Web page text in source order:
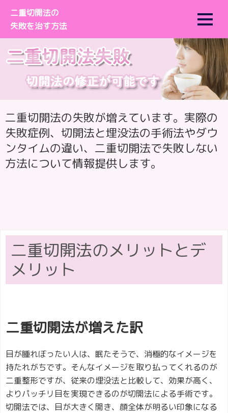
二重切開法の
失敗を治す方法
ビ
ョ
ン
へ
ス
キ
ン
へ
ス
キ
ッ
プ
二重切開法の失敗が増えています。実際の
失敗症例、切開法と埋没法の手術法やダウ
ンタイムの違い、二重切開法で失敗しない
方法について情報提供します。
二重切開法のメリットとデ
メリット
二重切開法が増えた訳
目が腫れぼったい人は、眠たそうで、消極的なイメージを
持たれがちです。そんなイメージを取り払ってくれるのが
二重整形ですが、従来の埋没法と比較して、効果が高く、
よりパッチリ目を実現できるのが切開法による手術です。
切開法では、目が大きく開き、顔全体が明るい印象になる